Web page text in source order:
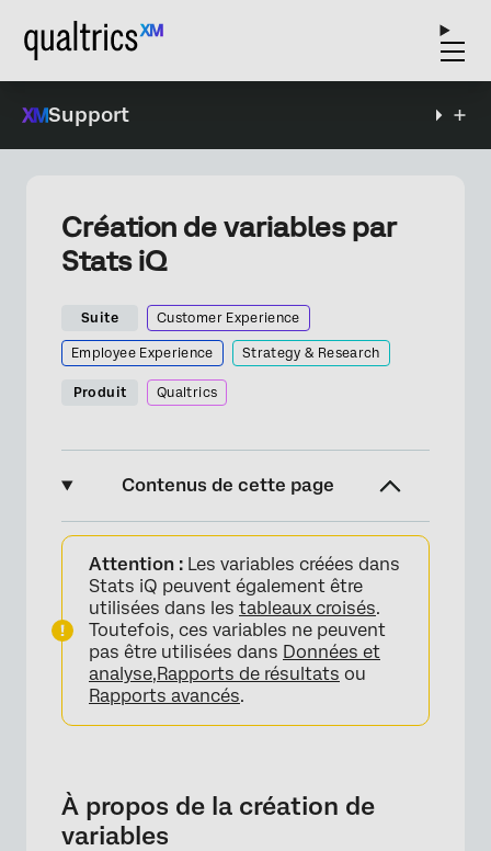
Support
Création de variables par
Stats iQ
Suite Customer Experience
Employee Experience Strategy & Research
Produit Qualtrics
Contenus de cette page
À propos de la création de variables
Logique
Groupement
Formule
Détails sur les formules dans Stats iQ
Attention : Les variables créées dans
Stats iQ peuvent également être
utilisées dans les tableaux croisés.
Toutefois, ces variables ne peuvent
pas être utilisées dans Données et
analyse,Rapports de résultats ou
Rapports avancés.
À propos de la création de
variables